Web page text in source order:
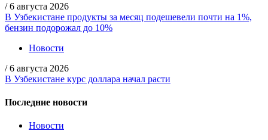
/ 6 августа 2026
В Узбекистане продукты за месяц подешевели почти на 1%,
бензин подорожал до 10%
Новости
/ 6 августа 2026
В Узбекистане курс доллара начал расти
Последние новости
Новости